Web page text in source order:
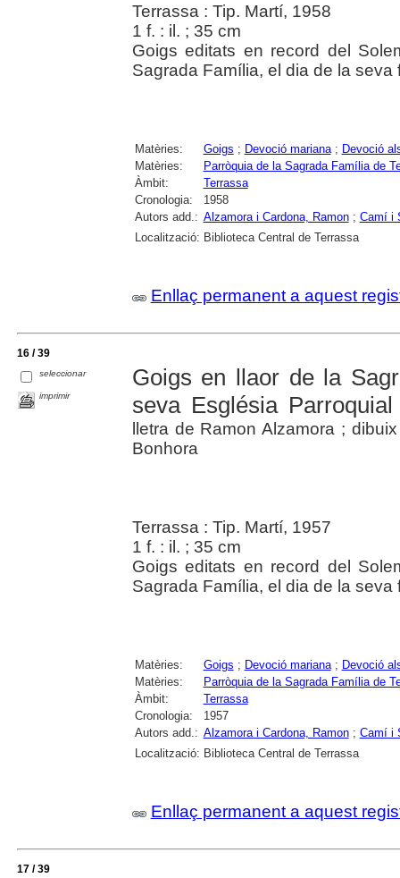
Terrassa : Tip. Martí, 1958
1 f. : il. ; 35 cm
Goigs editats en record del
Sagrada Família, el dia de la
Matèries: Goigs ; Devoció mariana; Devoció
Matèries:
Parròquia de la Sagrada Família de
Àmbit:
Terrassa
Cronologia:
1958
Autors add.: Alzamora i Cardona, Ramon; Camí i
Localització: Biblioteca Central de Terrassa
Enllaç permanent a aquest
16 / 39
seleccionar
imprimir
Goigs en llaor de la
seva Església
lletra de Ramon Alzamora ;
Bonhora
Terrassa : Tip. Martí, 1957
1 f. : il. ; 35 cm
Goigs editats en record del
Sagrada Família, el dia de la
Matèries: Goigs ; Devoció mariana; Devoció
Matèries:
Parròquia de la Sagrada Família de
Àmbit:
Terrassa
Cronologia:
1957
Autors add.: Alzamora i Cardona, Ramon; Camí i
Localització: Biblioteca Central de Terrassa
Enllaç permanent a aquest
17 / 39